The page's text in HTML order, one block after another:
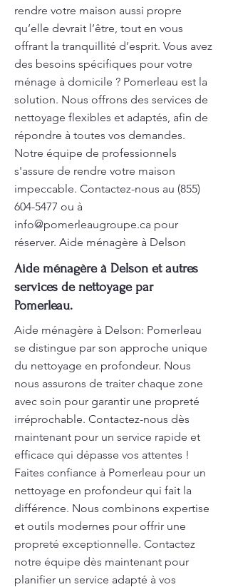
rendre votre maison aussi propre
qu’elle devrait l’être, tout en vous
offrant la tranquillité d’esprit. Vous avez
des besoins spécifiques pour votre
ménage à domicile ? Pomerleau est la
solution. Nous offrons des services de
nettoyage flexibles et adaptés, afin de
répondre à toutes vos demandes.
Notre équipe de professionnels
s'assure de rendre votre maison
impeccable. Contactez-nous au (855)
604-5477 ou à
info@pomerleaugroupe.ca pour
réserver. Aide ménagère à Delson
Aide ménagère à Delson et autres
services de nettoyage par
Pomerleau.
Aide ménagère à Delson: Pomerleau
se distingue par son approche unique
du nettoyage en profondeur. Nous
nous assurons de traiter chaque zone
avec soin pour garantir une propreté
irréprochable. Contactez-nous dès
maintenant pour un service rapide et
efficace qui dépasse vos attentes !
Faites confiance à Pomerleau pour un
nettoyage en profondeur qui fait la
différence. Nous combinons expertise
et outils modernes pour offrir une
propreté exceptionnelle. Contactez
notre équipe dès maintenant pour
planifier un service adapté à vos